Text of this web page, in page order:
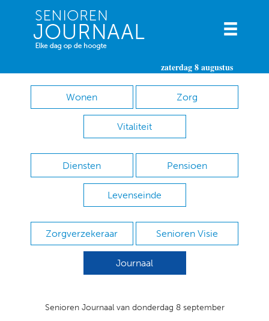
zaterdag 8 augustus
Wonen Zorg
Vitaliteit
Diensten Pensioen
Levenseinde
Zorgverzekeraar Senioren Visie
Journaal
Senioren Journaal van donderdag 8 september